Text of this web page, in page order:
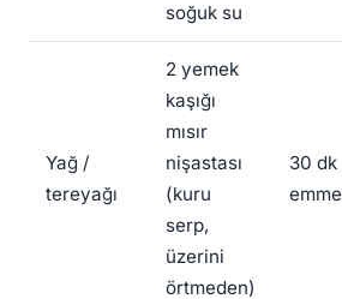
soğuk su
Yağ /
tereyağı
2 yemek
kaşığı
mısır
nişastası
(kuru
serp,
üzerini
örtmeden)
30 dk
emme